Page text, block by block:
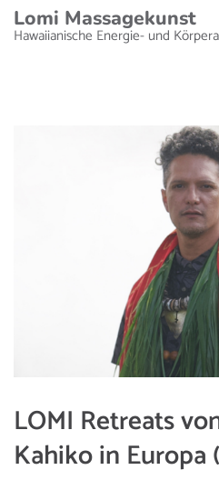
Lomi Massagekunst
Hawaiianische Energie- und
LOMI Retreats
Kahiko in Europa